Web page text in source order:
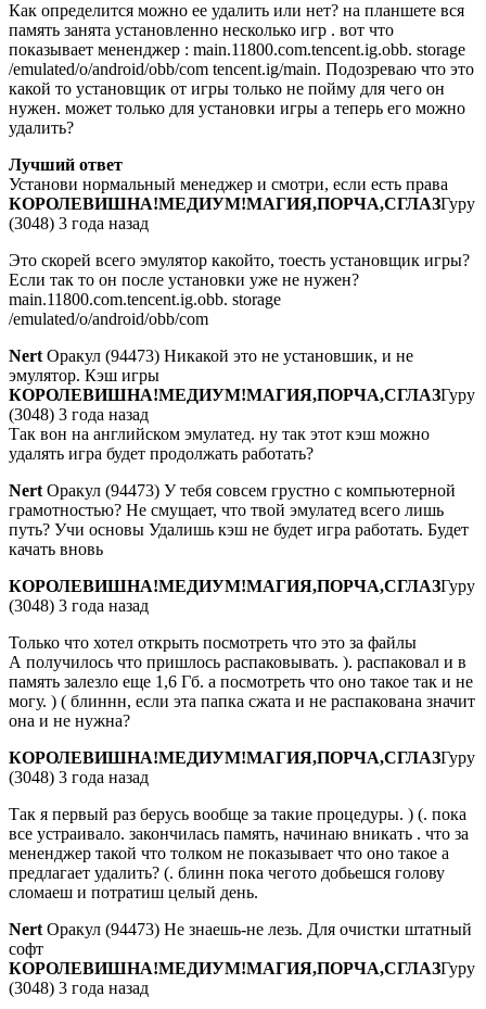
Как определится можно ее удалить или нет? на планшете вся
память занята установленно несколько игр . вот что
показывает мененджер : main.11800.com.tencent.ig.obb. storage
/emulated/o/android/obb/com tencent.ig/main. Подозреваю что это
какой то установщик от игры только не пойму для чего он
нужен. может только для установки игры а теперь его можно
удалить?
Лучший ответ
Установи нормальный менеджер и смотри, если есть права
КОРОЛЕВИШНА!МЕДИУМ!МАГИЯ,ПОРЧА,СГЛАЗГуру
(3048) 3 года назад
Это скорей всего эмулятор какойто, тоесть установщик игры?
Если так то он после установки уже не нужен?
main.11800.com.tencent.ig.obb. storage
/emulated/o/android/obb/com
Nert Оракул (94473) Никакой это не установшик, и не
эмулятор. Кэш игры
КОРОЛЕВИШНА!МЕДИУМ!МАГИЯ,ПОРЧА,СГЛАЗГуру
(3048) 3 года назад
Так вон на английском эмулатед. ну так этот кэш можно
удалять игра будет продолжать работать?
Nert Оракул (94473) У тебя совсем грустно с компьютерной
грамотностью? Не смущает, что твой эмулатед всего лишь
путь? Учи основы Удалишь кэш не будет игра работать. Будет
качать вновь
КОРОЛЕВИШНА!МЕДИУМ!МАГИЯ,ПОРЧА,СГЛАЗГуру
(3048) 3 года назад
Только что хотел открыть посмотреть что это за файлы
А получилось что пришлось распаковывать. ). распаковал и в
память залезло еще 1,6 Гб. а посмотреть что оно такое так и не
могу. ) ( блиннн, если эта папка сжата и не распакована значит
она и не нужна?
КОРОЛЕВИШНА!МЕДИУМ!МАГИЯ,ПОРЧА,СГЛАЗГуру
(3048) 3 года назад
Так я первый раз берусь вообще за такие процедуры. ) (. пока
все устраивало. закончилась память, начинаю вникать . что за
мененджер такой что толком не показывает что оно такое а
предлагает удалить? (. блинн пока чегото добьешся голову
сломаеш и потратиш целый день.
Nert Оракул (94473) Не знаешь-не лезь. Для очистки штатный
софт
КОРОЛЕВИШНА!МЕДИУМ!МАГИЯ,ПОРЧА,СГЛАЗГуру
(3048) 3 года назад